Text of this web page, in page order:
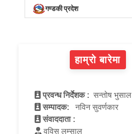
गण्डकी प्रदेश
हाम्रो बारेमा
प्रवन्ध निर्देशक : सन्तोष भुसाल
सम्पादक:
नविन सुवर्णकार
संवाददाता :
वविस लम्साल